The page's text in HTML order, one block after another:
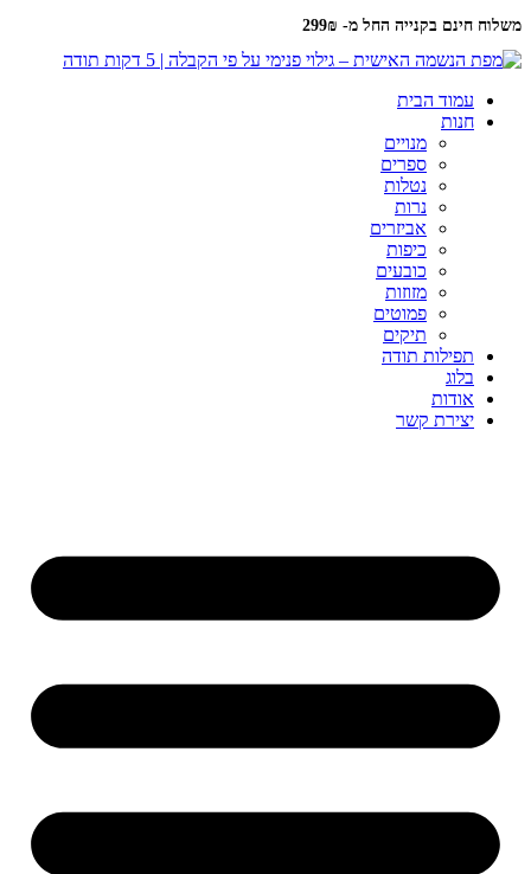
משלוח חינם בקנייה החל מ- 299₪
עמוד הבית
חנות
מנויים
ספרים
נטלות
נרות
אביזרים
כיפות
כובעים
מזוזות
פמוטים
תיקים
תפילות תודה
בלוג
אודות
יצירת קשר